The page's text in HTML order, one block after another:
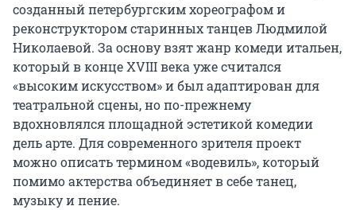
созданный петербургским хореографом и
реконструктором старинных танцев Людмилой
Николаевой. За основу взят жанр комеди итальен,
который в конце XVIII века уже считался
«высоким искусством» и был адаптирован для
театральной сцены, но по-прежнему
вдохновлялся площадной эстетикой комедии
дель арте. Для современного зрителя проект
можно описать термином «водевиль», который
помимо актерства объединяет в себе танец,
музыку и пение.